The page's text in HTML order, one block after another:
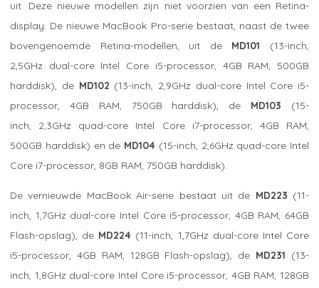
uit. Deze nieuwe modellen zijn niet voorzien van een Retina-
display. De nieuwe MacBook Pro-serie bestaat, naast de twee
bovengenoemde Retina-modellen, uit de MD101 (13-inch,
2,5GHz dual-core Intel Core i5-processor, 4GB RAM, 500GB
harddisk), de MD102 (13-inch, 2,9GHz dual-core Intel Core i5-
processor, 4GB RAM, 750GB harddisk), de MD103 (15-
inch, 2,3GHz quad-core Intel Core i7-processor, 4GB RAM,
500GB harddisk) en de MD104 (15-inch, 2,6GHz quad-core Intel
Core i7-processor, 8GB RAM, 750GB harddisk).
De vernieuwde MacBook Air-serie bestaat uit de MD223 (11-
inch, 1,7GHz dual-core Intel Core i5-processor, 4GB RAM, 64GB
Flash-opslag), de MD224 (11-inch, 1,7GHz dual-core Intel Core
i5-processor, 4GB RAM, 128GB Flash-opslag), de MD231 (13-
inch, 1,8GHz dual-core Intel Core i5-processor, 4GB RAM, 128GB